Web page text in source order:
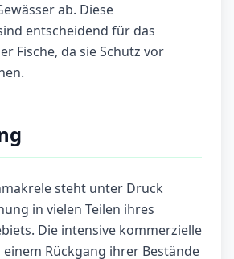
ab. Diese
entscheidend für das
Fische, da sie Schutz vor
steht unter Druck
in vielen Teilen ihres
Die intensive kommerzielle
einem Rückgang ihrer Bestände